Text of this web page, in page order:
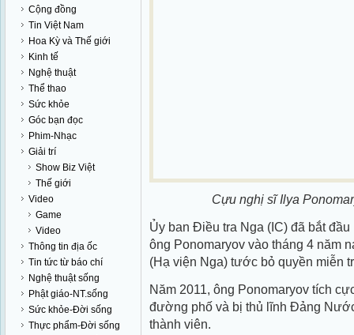
Cộng đồng
Tin Việt Nam
Hoa Kỳ và Thế giới
Kinh tế
Nghệ thuật
Thể thao
Sức khỏe
Góc bạn đọc
Phim-Nhạc
Giải trí
Show Biz Việt
Thế giới
Video
Game
Video
Thông tin địa ốc
Tin tức từ báo chí
Nghệ thuật sống
Phật giáo-NT.sống
Sức khỏe-Đời sống
Thực phẩm-Đời sống
Cựu nghị sĩ Ilya
Ủy ban Điều tra Nga (IC) đã bắt
ông Ponomaryov vào tháng 4 năm
(Hạ viện Nga) tước bỏ quyền miễn
Năm 2011, ông Ponomaryov tích
đường phố và bị thủ lĩnh Đảng
thành viên.